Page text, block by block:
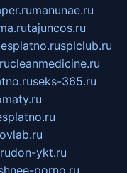
manunae.ru
tajuncos.ru
splclub.ru
cleanmedicine.ru
seks-365.ru
don-ykt.ru
porno.ru